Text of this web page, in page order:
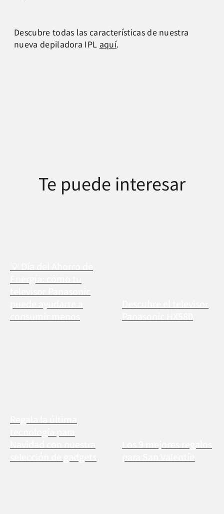
Descubre todas las características de nuestra
nueva depiladora IPL aquí.
Te puede interesar